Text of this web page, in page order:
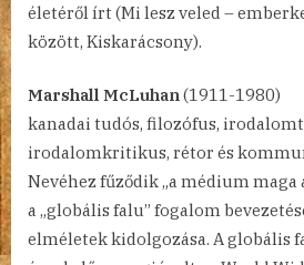
életéről írt (Mi lesz veled –
között, Kiskarácsony).
Marshall McLuhan(1911-1980)
kanadai tudós, filozófus,
irodalomkritikus, rétor és
Nevéhez fűződik „a médium maga
a „globális falu” fogalom
elméletek kidolgozása. A globális